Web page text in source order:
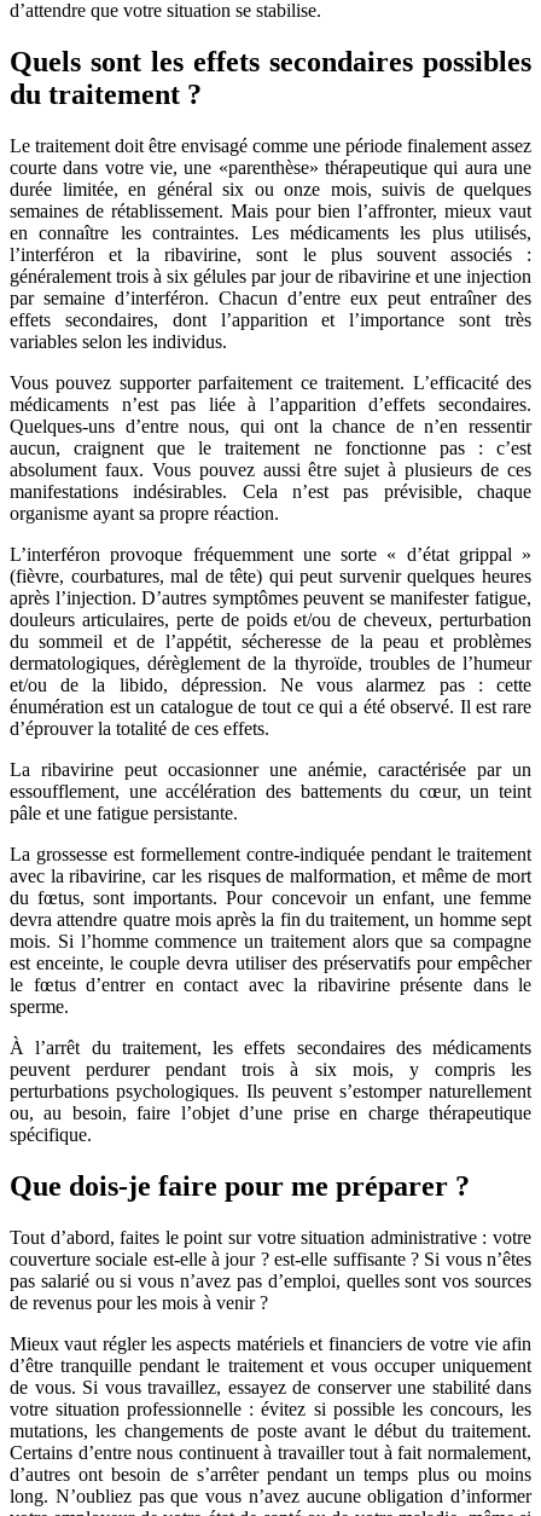
d’attendre que votre situation se stabilise.
Quels sont les effets secondaires possibles
du traitement ?
Le traitement doit être envisagé comme une période finalement assez
courte dans votre vie, une «parenthèse» thérapeutique qui aura une
durée limitée, en général six ou onze mois, suivis de quelques
semaines de rétablissement. Mais pour bien l’affronter, mieux vaut
en connaître les contraintes. Les médicaments les plus utilisés,
l’interféron et la ribavirine, sont le plus souvent associés :
généralement trois à six gélules par jour de ribavirine et une injection
par semaine d’interféron. Chacun d’entre eux peut entraîner des
effets secondaires, dont l’apparition et l’importance sont très
variables selon les individus.
Vous pouvez supporter parfaitement ce traitement. L’efficacité des
médicaments n’est pas liée à l’apparition d’effets secondaires.
Quelques-uns d’entre nous, qui ont la chance de n’en ressentir
aucun, craignent que le traitement ne fonctionne pas : c’est
absolument faux. Vous pouvez aussi être sujet à plusieurs de ces
manifestations indésirables. Cela n’est pas prévisible, chaque
organisme ayant sa propre réaction.
L’interféron provoque fréquemment une sorte « d’état grippal »
(fièvre, courbatures, mal de tête) qui peut survenir quelques heures
après l’injection. D’autres symptômes peuvent se manifester fatigue,
douleurs articulaires, perte de poids et/ou de cheveux, perturbation
du sommeil et de l’appétit, sécheresse de la peau et problèmes
dermatologiques, dérèglement de la thyroïde, troubles de l’humeur
et/ou de la libido, dépression. Ne vous alarmez pas : cette
énumération est un catalogue de tout ce qui a été observé. Il est rare
d’éprouver la totalité de ces effets.
La ribavirine peut occasionner une anémie, caractérisée par un
essoufflement, une accélération des battements du cœur, un teint
pâle et une fatigue persistante.
La grossesse est formellement contre-indiquée pendant le traitement
avec la ribavirine, car les risques de malformation, et même de mort
du fœtus, sont importants. Pour concevoir un enfant, une femme
devra attendre quatre mois après la fin du traitement, un homme sept
mois. Si l’homme commence un traitement alors que sa compagne
est enceinte, le couple devra utiliser des préservatifs pour empêcher
le fœtus d’entrer en contact avec la ribavirine présente dans le
sperme.
À l’arrêt du traitement, les effets secondaires des médicaments
peuvent perdurer pendant trois à six mois, y compris les
perturbations psychologiques. Ils peuvent s’estomper naturellement
ou, au besoin, faire l’objet d’une prise en charge thérapeutique
spécifique.
Que dois-je faire pour me préparer ?
Tout d’abord, faites le point sur votre situation administrative : votre
couverture sociale est-elle à jour ? est-elle suffisante ? Si vous n’êtes
pas salarié ou si vous n’avez pas d’emploi, quelles sont vos sources
de revenus pour les mois à venir ?
Mieux vaut régler les aspects matériels et financiers de votre vie afin
d’être tranquille pendant le traitement et vous occuper uniquement
de vous. Si vous travaillez, essayez de conserver une stabilité dans
votre situation professionnelle : évitez si possible les concours, les
mutations, les changements de poste avant le début du traitement.
Certains d’entre nous continuent à travailler tout à fait normalement,
d’autres ont besoin de s’arrêter pendant un temps plus ou moins
long. N’oubliez pas que vous n’avez aucune obligation d’informer